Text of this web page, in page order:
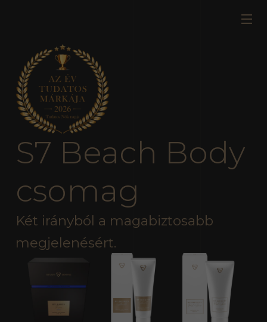
S7 Beach Body
csomag
Két irányból a magabiztosabb
megjelenésért.